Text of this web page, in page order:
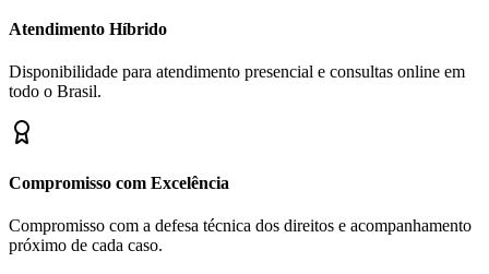
Atendimento Híbrido
Disponibilidade para atendimento presencial e consultas online em
todo o Brasil.
Compromisso com Excelência
Compromisso com a defesa técnica dos direitos e acompanhamento
próximo de cada caso.